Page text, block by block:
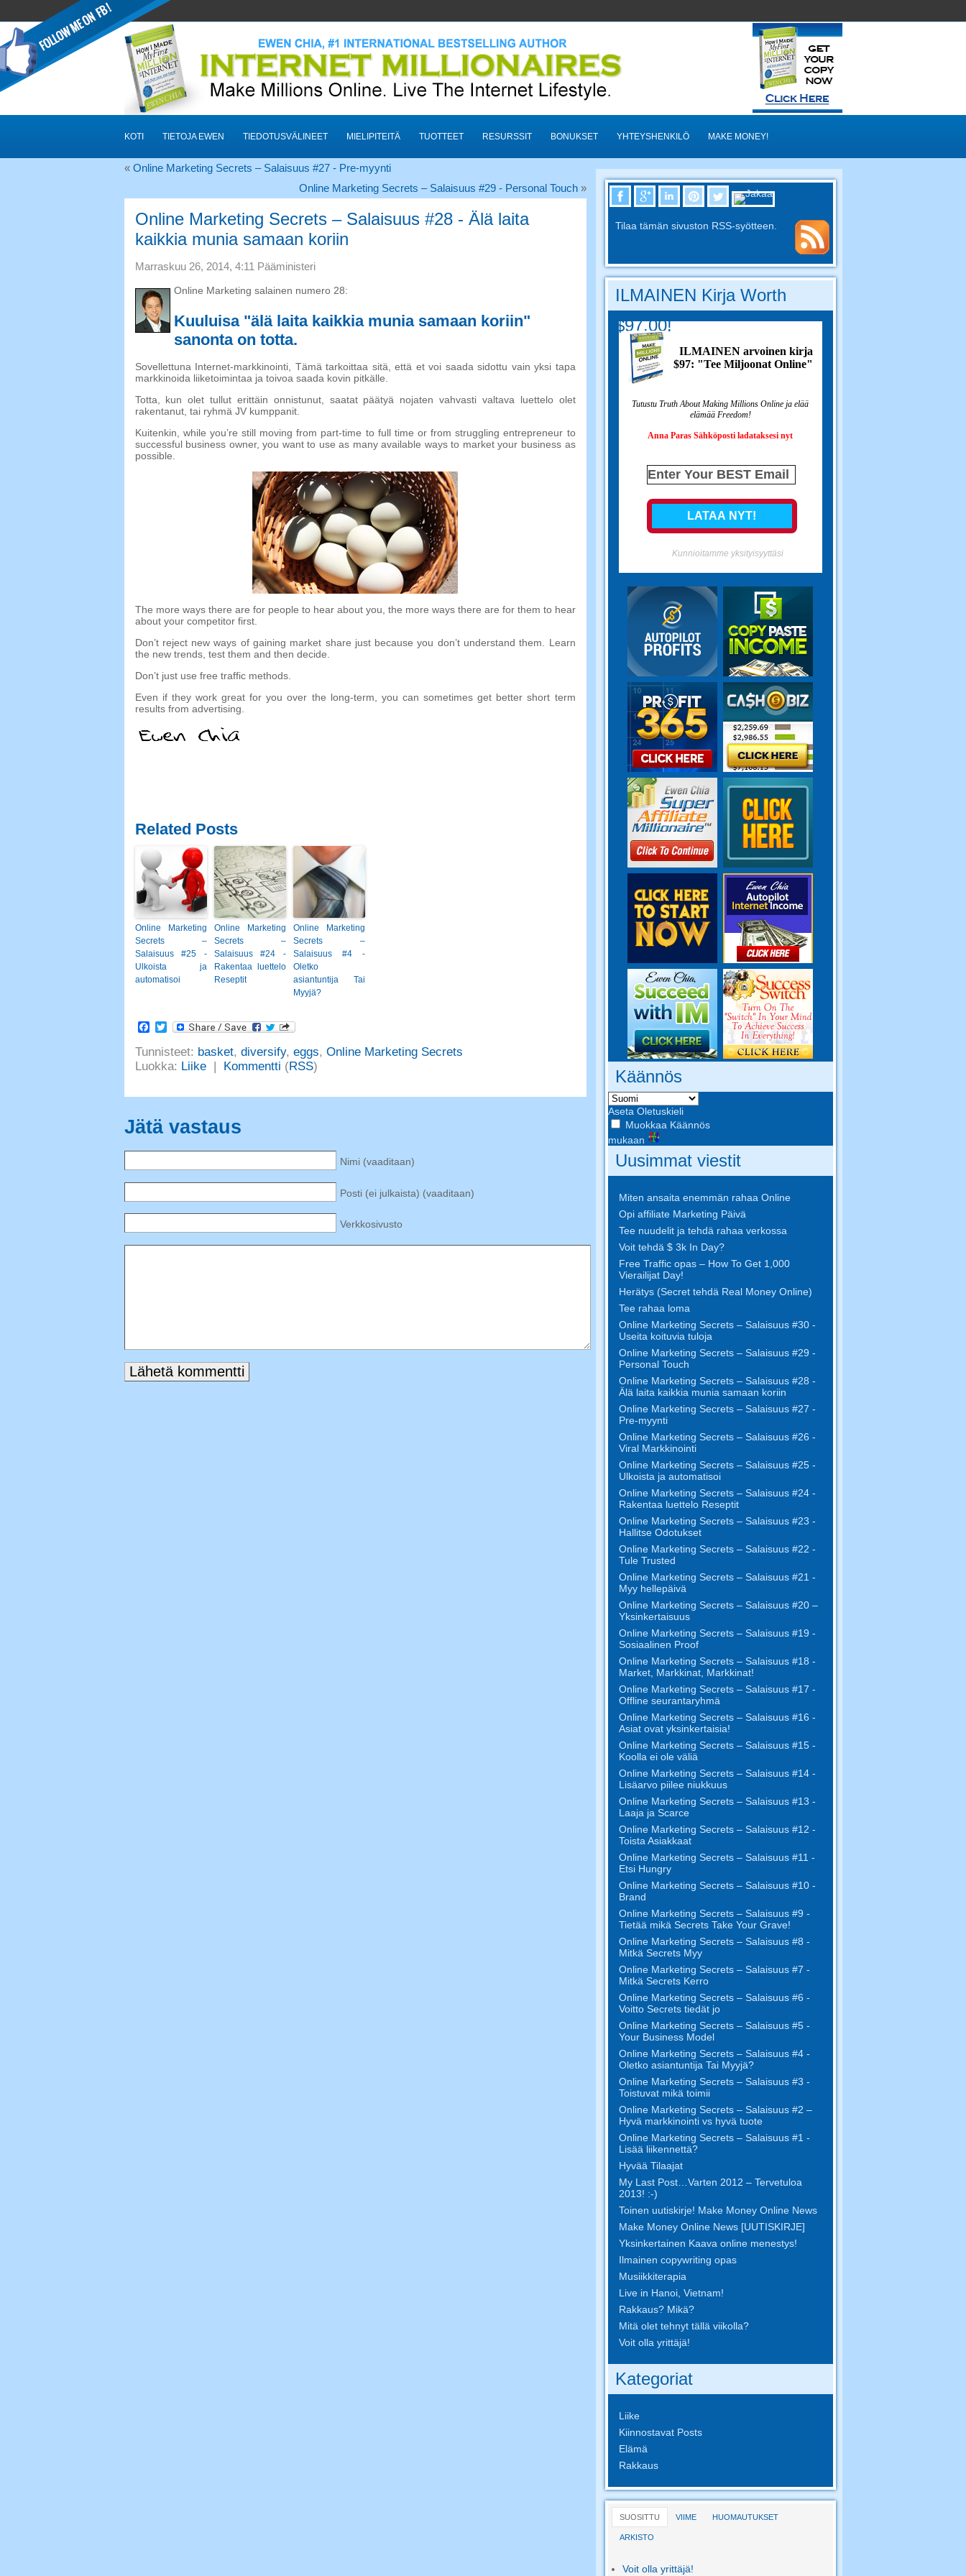
KOTI TIETOJA EWEN TIEDOTUSVÄLINEET MIELIPITEITÄ TUOTTEET RESURSSIT BONUKSET YHTEYSHENKILÖ MAKE MONEY!
« Online Marketing Secrets – Salaisuus #27 - Pre-myynti
Online Marketing Secrets – Salaisuus #29 - Personal Touch»
Online Marketing Secrets – Salaisuus #28 - Älä laita
kaikkia munia samaan koriin
Marraskuu 26, 2014, 4:11 Pääministeri
Online Marketing salainen numero 28:
Kuuluisa "älä laita kaikkia munia samaan koriin"
sanonta on totta.
Sovellettuna Internet-markkinointi, Tämä tarkoittaa sitä, että et voi saada sidottu vain yksi tapa
markkinoida liiketoimintaa ja toivoa saada kovin pitkälle.
Totta, kun olet tullut erittäin onnistunut, saatat päätyä nojaten vahvasti valtava luettelo olet
rakentanut, tai ryhmä JV kumppanit.
Kuitenkin, while you’re still moving from part-time to full time or from struggling entrepreneur to
successful business owner,you want to use as many available ways to market your business as
possible
The more ways there are for people to hear about you the more ways there are for them to hear
about your competitor first.
Don’t reject new ways of gaining market share just because you don’t understand them
Learn
the new trends, test them and then decide
Don’t just use free traffic methods.
Even if they work great for you over the long-term
you can sometimes get better short term
results from advertising
Related Posts
Online Marketing
Secrets –
Salaisuus #25 -
Ulkoista ja
automatisoi
Online Marketing
Secrets –
Salaisuus #24 -
Rakentaa luettelo
Reseptit
Online Marketing
Secrets –
Salaisuus #4 -
Oletko
asiantuntija Tai
Myyjä?
Facebook
Twitter
Tunnisteet: basket, diversify, eggs, Online Marketing Secrets
Luokka: Liike| Kommentti (RSS)
Jätä vastaus
Nimi (vaaditaan)
Posti (ei julkaista) (vaaditaan)
Verkkosivusto
Tilaa tämän sivuston RSS-syötteen.
ILMAINEN Kirja Worth
$97.00!
ILMAINEN arvoinen kirja
$97: "Tee Miljoonat Online"
Tutustu Truth About Making Millions Online ja elää
elämää Freedom!
Anna Paras Sähköposti ladataksesi nyt
Kunnioitamme yksityisyyttäsi
Käännös
Aseta Oletuskieli
Muokkaa Käännös
mukaan
Uusimmat viestit
Miten ansaita enemmän rahaa Online
Opi affiliate Marketing Päivä
Tee nuudelit ja tehdä rahaa verkossa
Voit tehdä $ 3k In Day?
Free Traffic opas – How To Get 1,000
Vierailijat Day!
Herätys (Secret tehdä Real Money Online)
Tee rahaa loma
Online Marketing Secrets – Salaisuus #30 -
Useita koituvia tuloja
Online Marketing Secrets – Salaisuus #29 -
Personal Touch
Online Marketing Secrets – Salaisuus #28 -
Älä laita kaikkia munia samaan koriin
Online Marketing Secrets – Salaisuus #27 -
Pre-myynti
Online Marketing Secrets – Salaisuus #26 -
Viral Markkinointi
Online Marketing Secrets – Salaisuus #25 -
Ulkoista ja automatisoi
Online Marketing Secrets – Salaisuus #24 -
Rakentaa luettelo Reseptit
Online Marketing Secrets – Salaisuus #23 -
Hallitse Odotukset
Online Marketing Secrets – Salaisuus #22 -
Tule Trusted
Online Marketing Secrets – Salaisuus #21 -
Myy hellepäivä
Online Marketing Secrets – Salaisuus #20 –
Yksinkertaisuus
Online Marketing Secrets – Salaisuus #19 -
Sosiaalinen Proof
Online Marketing Secrets – Salaisuus #18 -
Market, Markkinat, Markkinat!
Online Marketing Secrets – Salaisuus #17 -
Offline seurantaryhmä
Online Marketing Secrets – Salaisuus #16 -
Asiat ovat yksinkertaisia!
Online Marketing Secrets – Salaisuus #15 -
Koolla ei ole väliä
Online Marketing Secrets – Salaisuus #14 -
Lisäarvo piilee niukkuus
Online Marketing Secrets – Salaisuus #13 -
Laaja ja Scarce
Online Marketing Secrets – Salaisuus #12 -
Toista Asiakkaat
Online Marketing Secrets – Salaisuus #11 -
Etsi Hungry
Online Marketing Secrets – Salaisuus #10 -
Brand
Online Marketing Secrets – Salaisuus #9 -
Tietää mikä Secrets Take Your Grave!
Online Marketing Secrets – Salaisuus #8 -
Mitkä Secrets Myy
Online Marketing Secrets – Salaisuus #7 -
Mitkä Secrets Kerro
Online Marketing Secrets – Salaisuus #6 -
Voitto Secrets tiedät jo
Online Marketing Secrets – Salaisuus #5 -
Your Business Model
Online Marketing Secrets – Salaisuus #4 -
Oletko asiantuntija Tai Myyjä?
Online Marketing Secrets – Salaisuus #3 -
Toistuvat mikä toimii
Online Marketing Secrets – Salaisuus #2 –
Hyvä markkinointi vs hyvä tuote
Online Marketing Secrets – Salaisuus #1 -
Lisää liikennettä?
Hyvää Tilaajat
My Last Post…Varten 2012 – Tervetuloa
2013! :-)
Toinen uutiskirje! Make Money Online News
Make Money Online News [UUTISKIRJE]
Yksinkertainen Kaava online menestys!
Ilmainen copywriting opas
Musiikkiterapia
Live in Hanoi, Vietnam!
Rakkaus? Mikä?
Mitä olet tehnyt tällä viikolla?
Voit olla yrittäjä!
Kategoriat
Liike
Kiinnostavat Posts
Elämä
Rakkaus
SUOSITTU VIIME HUOMAUTUKSET
ARKISTO
Voit olla yrittäjä!